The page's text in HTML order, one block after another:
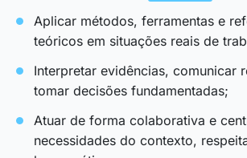
Aplicar métodos, ferramentas e
teóricos em situações reais de
Interpretar evidências, comunicar
tomar decisões fundamentadas;
Atuar de forma colaborativa e
necessidades do contexto,